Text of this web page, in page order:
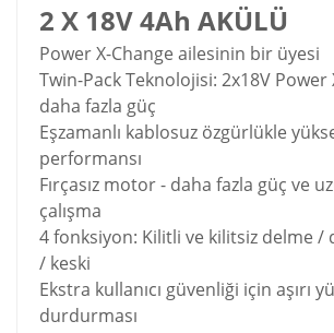
2 X 18V 4Ah AKÜLÜ
Power X-Change ailesinin bir üyesi
Twin-Pack Teknolojisi: 2x18V Power
daha fazla güç
Eşzamanlı kablosuz özgürlükle
performansı
Fırçasız motor - daha fazla güç ve
çalışma
4 fonksiyon: Kilitli ve kilitsiz delme /
/ keski
Ekstra kullanıcı güvenliği için aşırı
durdurması